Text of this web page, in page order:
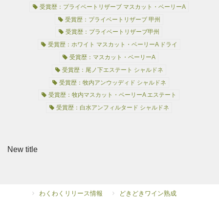
受賞歴：プライベートリザーブ マスカット・ベーリーA
受賞歴：プライベートリザーブ 甲州
受賞歴：プライベートリザーブ甲州
受賞歴：ホワイト マスカット・ベーリーA ドライ
受賞歴：マスカット・ベーリーA
受賞歴：尾ノ下エステート シャルドネ
受賞歴：牧内アンウッディド シャルドネ
受賞歴：牧内マスカット・ベーリーA エステート
受賞歴：白水アンフィルタード シャルドネ
New title
わくわくリリース情報
どきどきワイン熟成